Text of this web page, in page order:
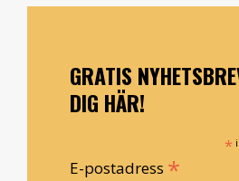
GRATIS
DIG HÄR!
*
E-postadress *